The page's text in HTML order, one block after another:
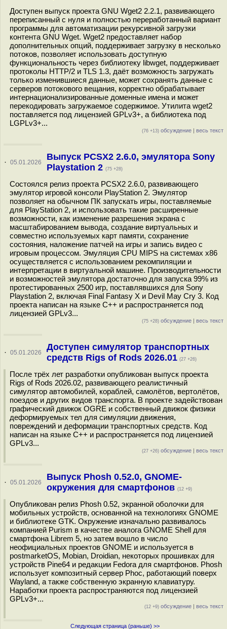
Доступен выпуск проекта GNU Wget2 2.2.1, развивающего
переписанный с нуля и полностью переработанный вариант
программы для автоматизации рекурсивной загрузки
контента GNU Wget. Wget2 предоставляет набор
дополнительных опций, поддерживает загрузку в несколько
потоков, позволяет использовать доступную
функциональность через библиотеку libwget, поддерживает
протоколы HTTP/2 и TLS 1.3, даёт возможность загружать
только изменившиеся данные, может сохранять данные с
серверов потокового вещания, корректно обрабатывает
интернационализированные доменные имена и может
перекодировать загружаемое содержимое. Утилита wget2
поставляется под лицензией GPLv3+, а библиотека под
LGPLv3+...
(76 +13) обсуждение | весь текст
· 05.01.2026
Выпуск PCSX2 2.6.0, эмулятора Sony
Playstation 2 (75 +28)
Состоялся релиз проекта PCSX2 2.6.0, развивающего
эмулятор игровой консоли PlayStation 2. Эмулятор
позволяет на обычном ПК запускать игры, поставляемые
для PlayStation 2, и использовать такие расширенные
возможности, как изменение разрешения экрана с
масштабированием вывода, создание виртуальных и
совместно используемых карт памяти, сохранение
состояния, наложение патчей на игры и запись видео с
игровым процессом. Эмуляция CPU MIPS на системах x86
осуществляется c использованием рекомпиляции и
интерпретации в виртуальной машине. Производительности
и возможностей эмулятора достаточно для запуска 99% из
протестированных 2500 игр, поставлявшихся для Sony
Playstation 2, включая Final Fantasy X и Devil May Cry 3. Код
проекта написан на языке C++ и распространяется под
лицензией GPLv3...
(75 +28) обсуждение | весь текст
· 05.01.2026
Доступен симулятор транспортных
средств Rigs of Rods 2026.01 (27 +26)
После трёх лет разработки опубликован выпуск проекта
Rigs of Rods 2026.02, развивающего реалистичный
симулятор автомобилей, кораблей, самолётов, вертолётов,
поездов и других видов транспорта. В проекте задействован
графический движок OGRE и собственный движок физики
деформируемых тел для симуляции движения,
повреждений и деформации транспортных средств. Код
написан на языке С++ и распространяется под лицензией
GPLv3...
(27 +26) обсуждение | весь текст
· 05.01.2026
Выпуск Phosh 0.52.0, GNOME-
окружения для смартфонов (12 +9)
Опубликован релиз Phosh 0.52, экранной оболочки для
мобильных устройств, основанной на технологиях GNOME
и библиотеке GTK. Окружение изначально развивалось
компанией Purism в качестве аналога GNOME Shell для
смартфона Librem 5, но затем вошло в число
неофициальных проектов GNOME и используется в
postmarketOS, Mobian, Droidian, некоторых прошивках для
устройств Pine64 и редакции Fedora для смартфонов. Phosh
использует композитный сервер Phoc, работающий поверх
Wayland, а также собственную экранную клавиатуру.
Наработки проекта распространяются под лицензией
GPLv3+...
(12 +9) обсуждение | весь текст
Следующая страница (раньше) >>